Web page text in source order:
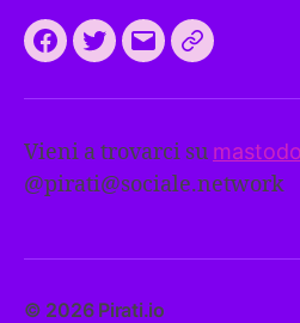
Facebook
TwitterEmailCEEP
comune
Vieni a trovarci su
@pirati@sociale.network
© 2026 Pirati.io